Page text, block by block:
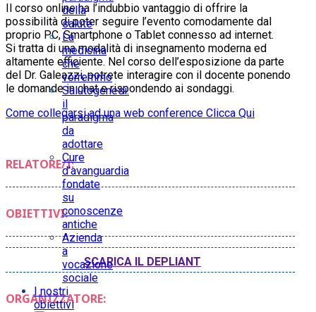
della
salute
La
medicina
che
vorremmo
Salutogenesi:
il
paradigma
da
adottare
Cure
d’avanguardia
fondate
su
conoscenze
antiche
Azienda
a
vocazione
sociale
I nostri
obiettivi
Il corso online ha l’indubbio vantaggio di offrire la
possibilità di poter seguire l’evento comodamente dal
proprio PC, Smartphone o Tablet connesso ad internet.
Si tratta di una modalità di insegnamento moderna ed
altamente efficiente. Nel corso dell’esposizione da parte
del Dr. Galeazzi, potrete interagire con il docente ponendo
le domande in chat e rispondendo ai sondaggi.
Come collegarsi ad una web conference Clicca Qui
RELATORE/I:
OBIETTIVI:
SCARICA IL DEPLIANT
ORGANIZZATORE: